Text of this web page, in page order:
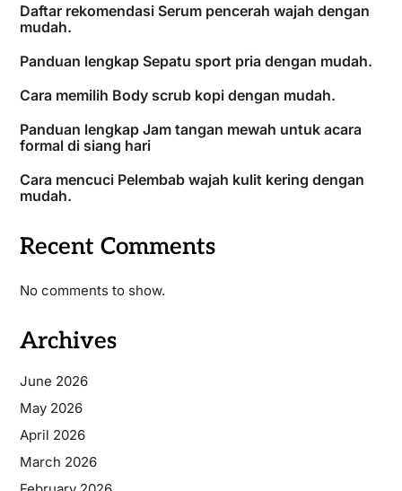
Daftar rekomendasi Serum pencerah wajah dengan
mudah.
Panduan lengkap Sepatu sport pria dengan mudah.
Cara memilih Body scrub kopi dengan mudah.
Panduan lengkap Jam tangan mewah untuk acara
formal di siang hari
Cara mencuci Pelembab wajah kulit kering dengan
mudah.
Recent Comments
No comments to show.
Archives
June 2026
May 2026
April 2026
March 2026